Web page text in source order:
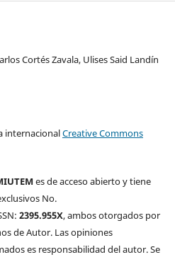
Cortés Zavala, Ulises Said Landín
internacionalCreative Commons
es de acceso abierto y tiene
No.
2395.955X, ambos otorgados por
de Autor. Las opiniones
es responsabilidad del autor. Se